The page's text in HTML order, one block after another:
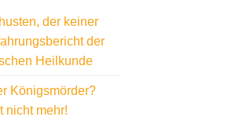
der keiner
der
Heilkunde
Königsmörder?
nicht mehr!